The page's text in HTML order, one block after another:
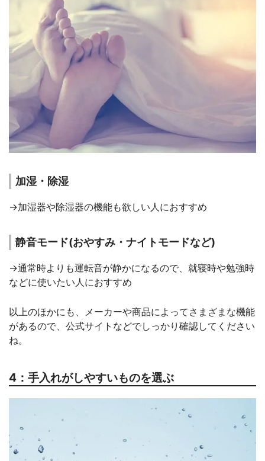
加湿・除湿
→加湿器や除湿器の機能も欲しい人におすすめ
静音モード(おやすみ・ナイトモードなど)
→通常時よりも運転音が静かになるので、就寝時や勉強時
などに使いたい人におすすめ
以上のほかにも、メーカーや商品によってさまざまな機能
があるので、公式サイトなどでしっかり確認してください
ね。
4：手入れがしやすいものを選ぶ